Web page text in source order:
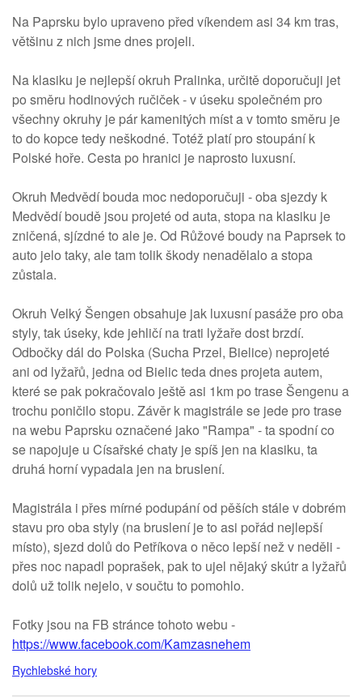
Na Paprsku bylo upraveno před víkendem asi 34 km tras,
většinu z nich jsme dnes projeli.
Na klasiku je nejlepší okruh Pralinka, určitě doporučuji jet
po směru hodinových ručiček - v úseku společném pro
všechny okruhy je pár kamenitých míst a v tomto směru je
to do kopce tedy neškodné. Totéž platí pro stoupání k
Polské hoře. Cesta po hranici je naprosto luxusní.
Okruh Medvědí bouda moc nedoporučuji - oba sjezdy k
Medvědí boudě jsou projeté od auta, stopa na klasiku je
zničená, sjízdné to ale je. Od Růžové boudy na Paprsek to
auto jelo taky, ale tam tolik škody nenadělalo a stopa
zůstala.
Okruh Velký Šengen obsahuje jak luxusní pasáže pro oba
styly, tak úseky, kde jehličí na trati lyžaře dost brzdí.
Odbočky dál do Polska (Sucha Przel, Bielice) neprojeté
ani od lyžařů, jedna od Bielic teda dnes projeta autem,
které se pak pokračovalo ještě asi 1km po trase Šengenu a
trochu poničilo stopu. Závěr k magistrále se jede pro trase
na webu Paprsku označené jako "Rampa" - ta spodní co
se napojuje u Císařské chaty je spíš jen na klasiku, ta
druhá horní vypadala jen na bruslení.
Magistrála i přes mírné podupání od pěších stále v dobrém
stavu pro oba styly (na bruslení je to asi pořád nejlepší
místo), sjezd dolů do Petříkova o něco lepší než v neděli -
přes noc napadl poprašek, pak to ujel nějaký skútr a lyžařů
dolů už tolik nejelo, v součtu to pomohlo.
Fotky jsou na FB stránce tohoto webu -
https://www.facebook.com/Kamzasnehem
Rychlebské hory